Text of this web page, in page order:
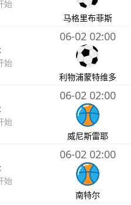
始
马格里布菲斯
:
始
06-02 02:00
利物浦蒙特维多
:
始
06-02 02:00
威尼斯雷耶
:
始
06-02 02:00
南特尔